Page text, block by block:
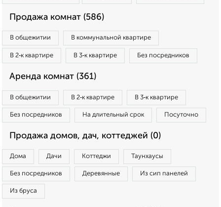
Продажа комнат (586)
В общежитии В коммунальной квартире
В 2‑к квартире В 3‑к квартире Без посредников
Аренда комнат (361)
В общежитии В 2‑к квартире В 3‑к квартире
Без посредников На длительный срок Посуточно
Продажа домов, дач, коттеджей (0)
Дома Дачи Коттеджи Таунхаусы
Без посредников Деревянные Из сип панелей
Из бруса